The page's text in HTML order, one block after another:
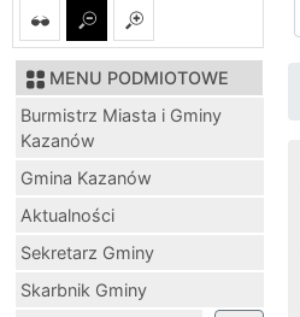
MENU PODMIOTOWE
Burmistrz Miasta i Gminy
Kazanów
Gmina Kazanów
Aktualności
Sekretarz Gminy
Skarbnik Gminy